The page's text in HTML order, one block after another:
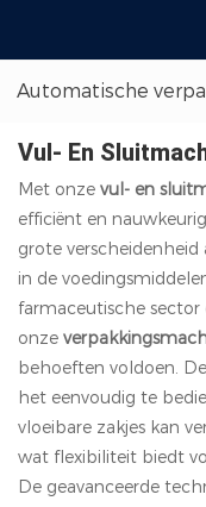
Automatische
Vul- En
Met onze vul- en
efficiënt en
grote
in de
farmaceutische
onze
behoeften voldoen.
het eenvoudig te
vloeibare zakjes kan
wat flexibiliteit biedt
De geavanceerde